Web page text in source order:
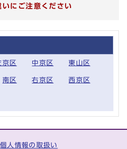
にご注意ください
京区 中京区 東山区
南区 右京区 西京区
個人情報の取扱い